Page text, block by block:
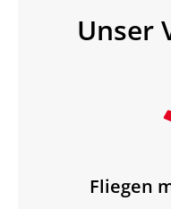
Unser
Fliegen